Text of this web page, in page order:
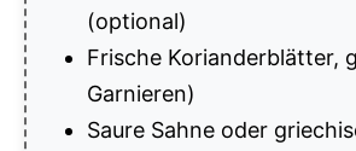
(optional)
Frische Korianderblätter,
Garnieren)
Saure Sahne oder